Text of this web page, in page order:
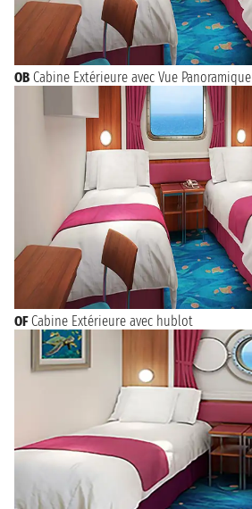
OB Cabine Extérieure avec Vue Panoramique
OF Cabine Extérieure avec hublot